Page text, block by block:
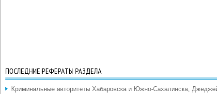
ПОСЛЕДНИЕ РЕФЕРАТЫ РАЗДЕЛА
Криминальные авторитеты Хабаровска и Южно-Сахалинска,